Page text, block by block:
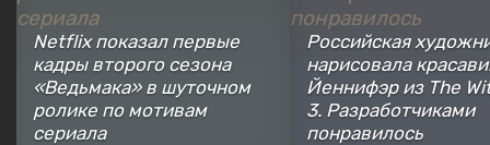
Netflix показал первые
кадры второго сезона
«Ведьмака» в шуточном
ролике по мотивам
сериала
Российская
нарисовала
Йеннифэр из The
3. Разработчиками
понравилось